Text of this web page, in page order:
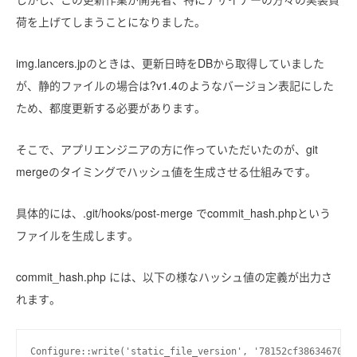
荷を上げてしまうことになりました。
img.lancers.jpのときは、更新日時をDBから取得していました
が、静的ファイルの場合は?v1.4のようなバージョン表記にした
ため、都度更新する必要があります。
そこで、アプリエンジニアの方に作っていただいたのが、git
mergeのタイミングでハッシュ値を生成させる仕組みです。
具体的には、.git/hooks/post-merge でcommit_hash.phpという
ファイルを生成します。
commit_hash.php には、以下の様なハッシュ値の定義が出力さ
れます。